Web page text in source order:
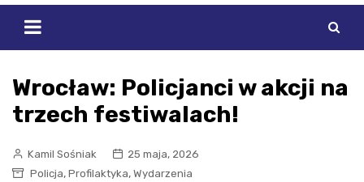
Wrocław: Policjanci w akcji na
trzech festiwalach!
Kamil Sośniak
25 maja, 2026
Policja, Profilaktyka, Wydarzenia